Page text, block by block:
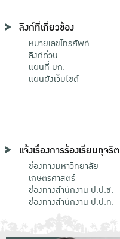
ลิงก์ที่เกี่ยวข้อง
หมายเลขโทรศัพท์
ลิงก์ด่วน
แผนที่ มก.
แผนผังเว็บไซต์
แจ้งเรื่องการร้องเรียนทุจริต
ช่องทางมหาวิทยาลัย
เกษตรศาสตร์
ช่องทางสำนักงาน ป.ป.ช.
ช่องทางสำนักงาน ป.ป.ท.